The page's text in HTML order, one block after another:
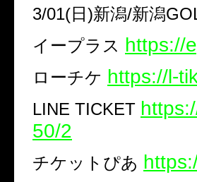
3/01(日)新潟/新潟
イープラス https://
ローチケ https://l-
LINE TICKET
50/2
チケットぴあ